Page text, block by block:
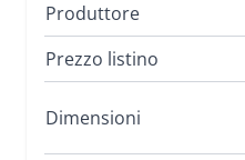
Produttore
Prezzo listino
Dimensioni